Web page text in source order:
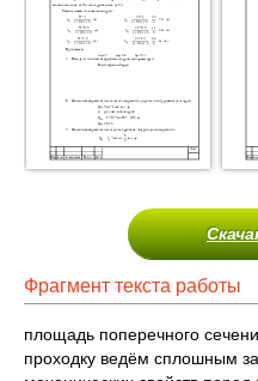
Фрагмент текста работы
площадь поперечного
проходку ведём сплошным